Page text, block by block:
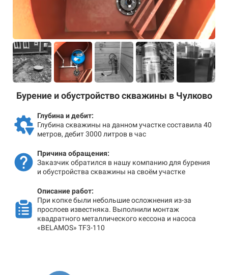
Бурение и обустройство скважины в Чулково
Глубина и дебит:
Глубина скважины на данном участке составила 40
метров, дебит 3000 литров в час
Причина обращения:
Заказчик обратился в нашу компанию для бурения
и обустройства скважины на своём участке
Описание работ:
При копке были небольшие осложнения из-за
прослоев известняка. Выполнили монтаж
квадратного металлического кессона и насоса
«BELAMOS» TF3-110